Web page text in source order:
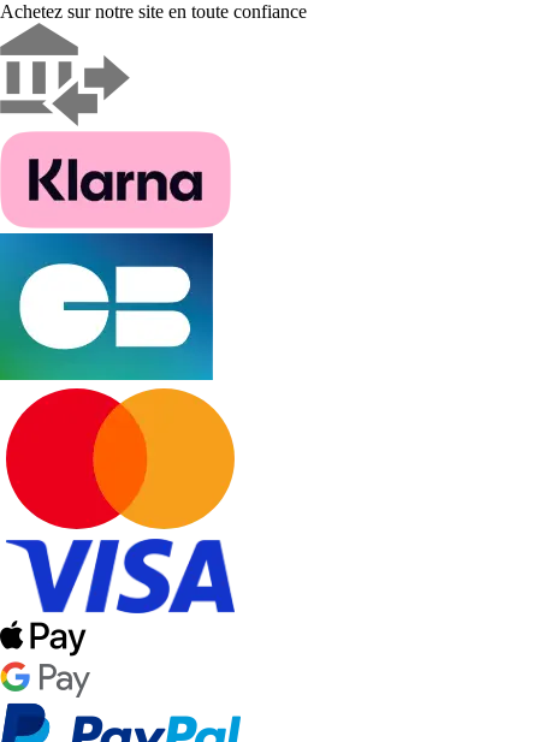
Achetez sur notre site en toute confiance